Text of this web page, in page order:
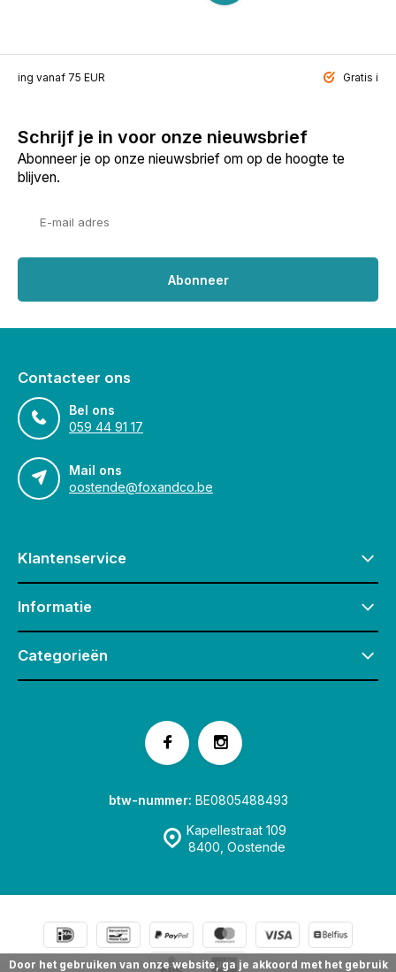
vanaf 75 EUR Gratis
Schrijf je in voor onze nieuwsbrief
Abonneer je op onze nieuwsbrief om op de hoogte te
blijven.
Abonneer
Contacteer ons
Bel ons
059 44 91 17
Mail ons
oostende@foxandco.be
Klantenservice
Informatie
Categorieën
Kapellestraat 109
8400, Oostende
btw-nummer: BE0805488493
Door het gebruiken van onze website, ga je akkoord met het gebruik